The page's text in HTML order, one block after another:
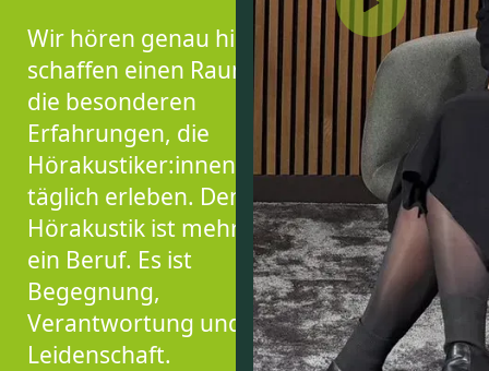
Wir hören genau hin und
schaffen einen Raum für
die besonderen
Erfahrungen, die
Hörakustiker:innen
täglich erleben. Denn
Hörakustik ist mehr als
ein Beruf. Es ist
Begegnung,
Verantwortung und
Leidenschaft.